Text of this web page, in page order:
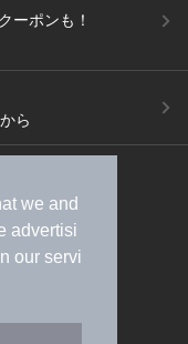
we and
advertisi
our servi
ーポンも！
ら
稿のご案内
規約
プ
採用情報